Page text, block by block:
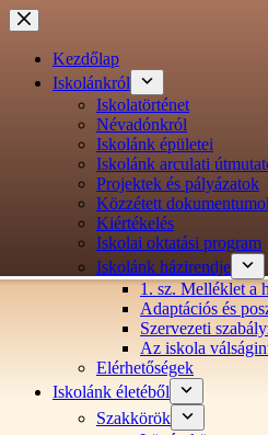
Ugrás
a
tartalomraKezdőlap
Iskolánkról
Iskolatörténet
Névadónkról
Iskolánk épületei
Iskolánk arculati
Projektek és pályázatok
Közzétett
Kiértékelés
Iskolai oktatási program
Iskolánk házirendje
1. sz. Melléklet a
Adaptációs és
Szervezeti
Az iskola
Elérhetőségek
Iskolánk életéből
Szakkörök